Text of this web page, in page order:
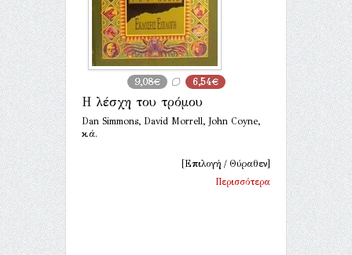
9,08€ 6,54€
Η λέσχη του τρόμου
Dan Simmons, David Morrell, John Coyne,
κ.ά.
[Επιλογή / Θύραθεν]
Περισσότερα